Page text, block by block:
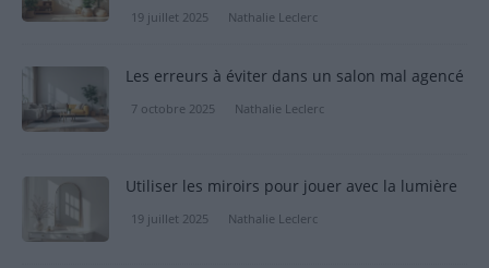
19 juillet 2025 Nathalie Leclerc
Les erreurs à éviter dans un salon mal agencé
7 octobre 2025 Nathalie Leclerc
Utiliser les miroirs pour jouer avec la lumière
19 juillet 2025 Nathalie Leclerc